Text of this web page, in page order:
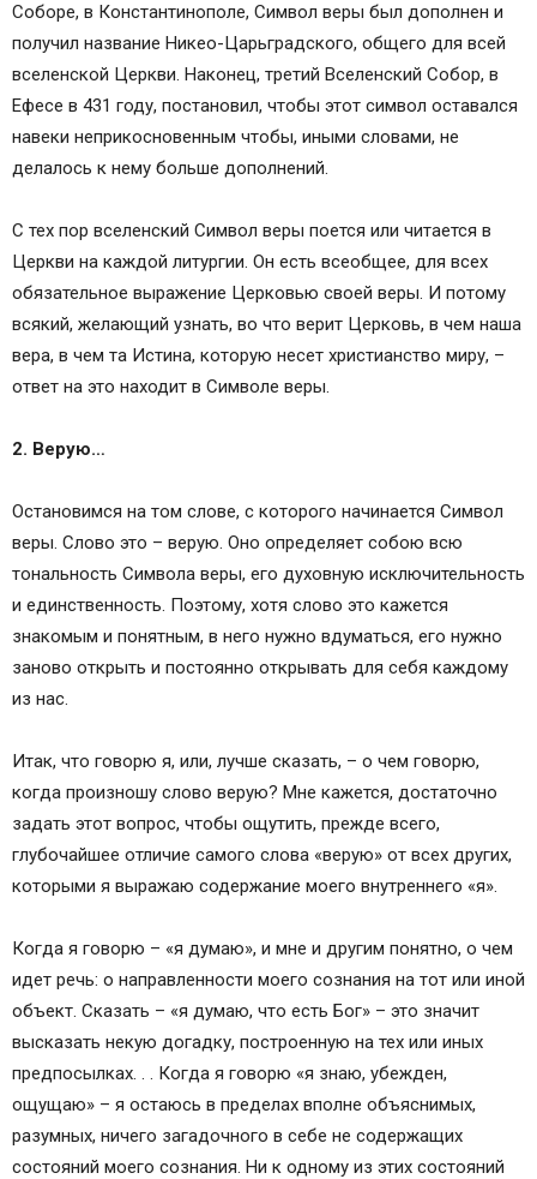
Соборе, в Константинополе, Символ веры был дополнен и
получил название Никео-Царьградского, общего для всей
вселенской Церкви. Наконец, третий Вселенский Собор, в
Ефесе в 431 году, постановил, чтобы этот символ оставался
навеки неприкосновенным чтобы, иными словами, не
делалось к нему больше дополнений.
С тех пор вселенский Символ веры поется или читается в
Церкви на каждой литургии. Он есть всеобщее, для всех
обязательное выражение Церковью своей веры. И потому
всякий, желающий узнать, во что верит Церковь, в чем наша
вера, в чем та Истина, которую несет христианство миру, –
ответ на это находит в Символе веры.
2. Верую…
Остановимся на том слове, с которого начинается Символ
веры. Слово это – верую. Оно определяет собою всю
тональность Символа веры, его духовную исключительность
и единственность. Поэтому, хотя слово это кажется
знакомым и понятным, в него нужно вдуматься, его нужно
заново открыть и постоянно открывать для себя каждому
из нас.
Итак, что говорю я, или, лучше сказать, – о чем говорю,
когда произношу слово верую? Мне кажется, достаточно
задать этот вопрос, чтобы ощутить, прежде всего,
глубочайшее отличие самого слова «верую» от всех других,
которыми я выражаю содержание моего внутреннего «я».
Когда я говорю – «я думаю», и мне и другим понятно, о чем
идет речь: о направленности моего сознания на тот или иной
объект. Сказать – «я думаю, что есть Бог» – это значит
высказать некую догадку, построенную на тех или иных
предпосылках. . . Когда я говорю «я знаю, убежден,
ощущаю» – я остаюсь в пределах вполне объяснимых,
разумных, ничего загадочного в себе не содержащих
состояний моего сознания. Ни к одному из этих состояний